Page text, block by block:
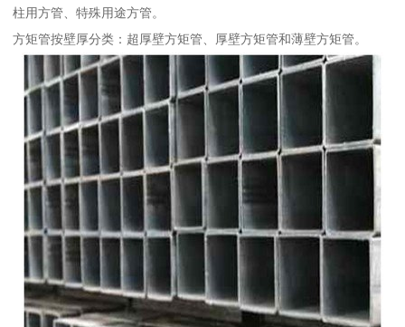
柱用方管、特殊用途方管。
方矩管按壁厚分类：超厚壁方矩管、厚壁方矩管和薄壁方矩管。